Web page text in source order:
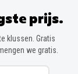
prijs.
klussen. Gratis
we gratis.